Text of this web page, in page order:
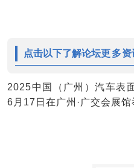
点击以下了解论坛更多
2025中国（广州）汽车表
6月17日在广州·广交会展馆